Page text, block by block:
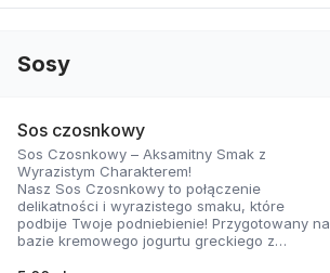
Sosy
Sos czosnkowy
Sos Czosnkowy – Aksamitny Smak z
Wyrazistym Charakterem!
Nasz Sos Czosnkowy to połączenie
delikatności i wyrazistego smaku, które
podbije Twoje podniebienie! Przygotowany na
bazie kremowego jogurtu greckiego z